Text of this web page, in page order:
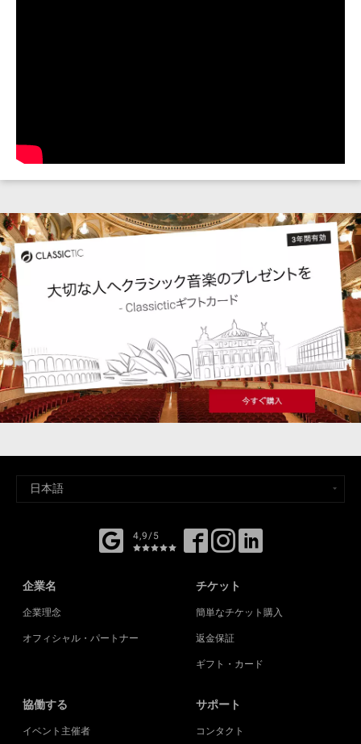
4,9/5
企業名
企業理念
オフィシャル・パートナー
チケット
簡単なチケット購入
返金保証
ギフト・カード
協働する
イベント主催者
サポート
コンタクト